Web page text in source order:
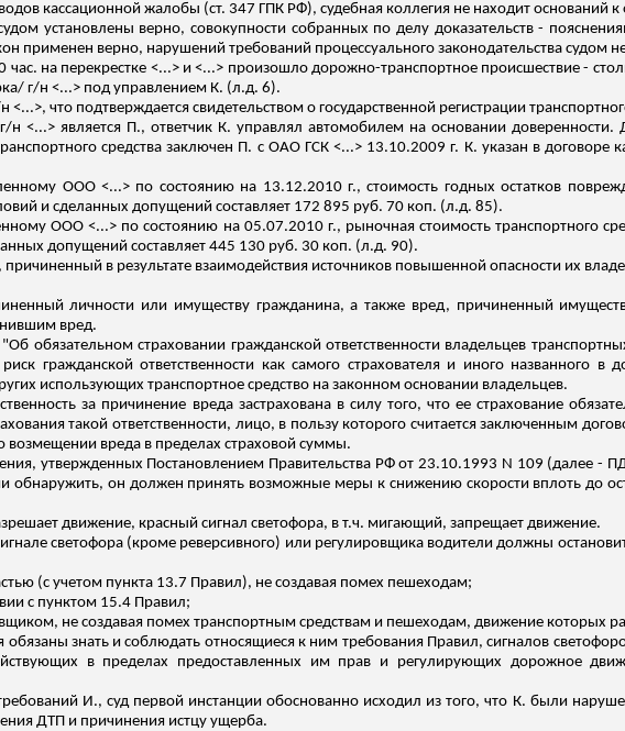
кассационной жалобы (ст. 347 ГПК РФ), судебная коллегия не находит оснований
установлены верно, совокупности собранных по делу доказательств -
применен верно, нарушений требований процессуального законодательства судом
час. на перекрестке <...> и <...> произошло дорожно-транспортное происшествие -
г/н <...> под управлением К. (л.д. 6).
<...>, что подтверждается свидетельством о государственной регистрации
г/н <...> является П., ответчик К. управлял автомобилем на основании доверенности.
средства заключен П. с ОАО ГСК <...> 13.10.2009 г. К. указан в договоре
ООО <...> по состоянию на 13.12.2010 г., стоимость годных остатков
и сделанных допущений составляет 172 895 руб. 70 коп. (л.д. 85).
ООО <...> по состоянию на 05.07.2010 г., рыночная стоимость транспортного
допущений составляет 445 130 руб. 30 коп. (л.д. 90).
причиненный в результате взаимодействия источников повышенной опасности их
личности или имуществу гражданина, а также вред, причиненный
вред.
обязательном страховании гражданской ответственности владельцев
гражданской ответственности как самого страхователя и иного названного в
использующих транспортное средство на законном основании владельцев.
за причинение вреда застрахована в силу того, что ее страхование
такой ответственности, лицо, в пользу которого считается заключенным
возмещении вреда в пределах страховой суммы.
утвержденных Постановлением Правительства РФ от 23.10.1993 N 109 (далее -
обнаружить, он должен принять возможные меры к снижению скорости вплоть до
движение, красный сигнал светофора, в т.ч. мигающий, запрещает движение.
светофора (кроме реверсивного) или регулировщика водители должны
(с учетом пункта 13.7 Правил), не создавая помех пешеходам;
с пунктом 15.4 Правил;
не создавая помех транспортным средствам и пешеходам, движение которых
знать и соблюдать относящиеся к ним требования Правил, сигналов
в пределах предоставленных им прав и регулирующих дорожное
И., суд первой инстанции обоснованно исходил из того, что К. были
ДТП и причинения истцу ущерба.